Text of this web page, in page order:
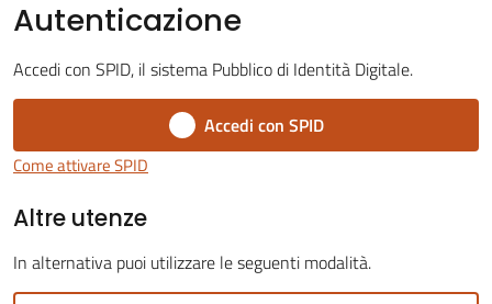
Vivere
on-
Autenticazione
Accedi con SPID, il sistema Pubblico di Identità Digitale.
Accedi con SPID
Come attivare SPID
Altre utenze
In alternativa puoi utilizzare le seguenti modalità.